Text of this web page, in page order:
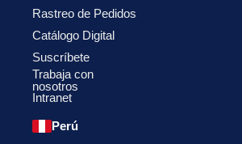
Rastreo de Pedidos
Catálogo Digital
Suscríbete
Trabaja con
nosotros
Intranet
Perú
He leído y acepto la